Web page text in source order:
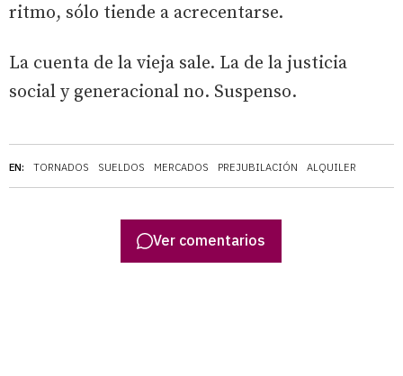
EN: TORNADOS SUELDOS MERCADOS PREJUBILACIÓN ALQUILER
ritmo, sólo tiende a acrecentarse.
La cuenta de la vieja sale. La de la justicia
social y generacional no. Suspenso.
Ver comentarios